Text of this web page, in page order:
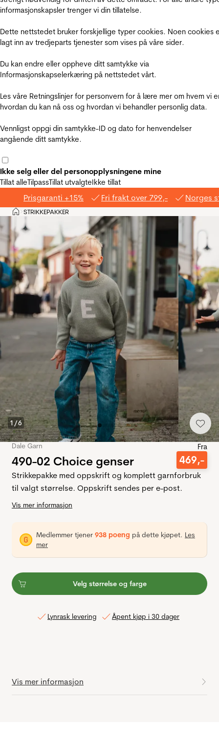
informasjonskapsler trenger vi din tillatelse.
Dette nettstedet bruker forskjellige typer cookies. Noen cookies
lagt inn av tredjeparts tjenester som vises på våre sider.
Du kan endre eller oppheve ditt samtykke via
Informasjonskapselerkæring på nettstedet vårt.
Les våre Retningslinjer for personvern for å lære mer om hvem vi
hvordan du kan nå oss og hvordan vi behandler personlig data.
Vennligst oppgi din samtykke-ID og dato for henvendelser
angående ditt samtykke.
Ikke selg eller del personopplysningene mine
Tillat alleTilpassTillat utvalgteIkke tillat
Prisgaranti +15% Fri frakt over 799,- Norges
Hjem
>STRIKKEPAKKER
1 /6
Dale Garn
490-02 Choice genser
Fra
469,-
Strikkepakke med oppskrift og komplett garnforbruk
til valgt størrelse. Oppskrift sendes per e-post.
Vis mer informasjon
Medlemmer tjener 938 poeng på dette kjøpet. Les
mer
Velg størrelse og farge
Lynrask levering Åpent kjøp i 30 dager
Vis mer informasjon